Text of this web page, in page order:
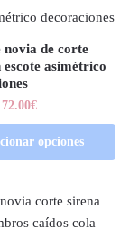
novia de corte
escote asimétrico
€
opciones